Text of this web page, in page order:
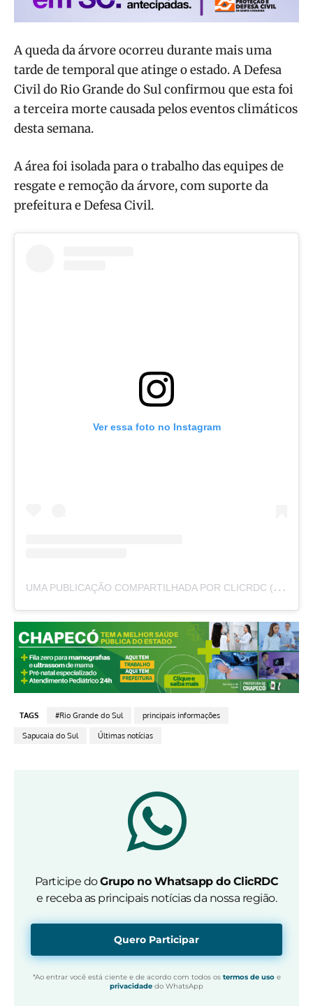
A queda da árvore ocorreu durante mais uma
tarde de temporal que atinge o estado. A Defesa
Civil do Rio Grande do Sul confirmou que esta foi
a terceira morte causada pelos eventos climáticos
desta semana.
A área foi isolada para o trabalho das equipes de
resgate e remoção da árvore, com suporte da
prefeitura e Defesa Civil.
Ver essa foto no Instagram
U
MA PUBLICAÇÃO COMPARTILHADA POR CLICRDC (@CLICRDC)
TAGS #Rio Grande do Sul principais informações
Sapucaia do Sul Últimas notícias
Participe doGrupo no Whatsapp do ClicRDC
e receba as principais notícias da nossa região.
Quero Participar
*Ao entrar você está ciente e de acordo com todos os termos de usoe
privacidade do WhatsApp